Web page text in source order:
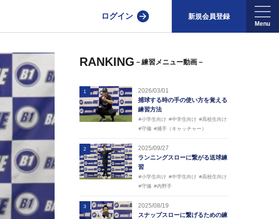
ログイン 新規会員登録
RANKING －練習メニュー動画－
1
2026/03/01
捕球する時の手の使い方を覚える
練習方法
#小学生向け #中学生向け #高校生向け
#守備 #捕手（キャッチャー）
2
2025/09/27
ランニングスローに繋がる送球練
習
#小学生向け #中学生向け #高校生向け
#守備 #内野手
3
2025/08/19
スナップスローに繋げるための練